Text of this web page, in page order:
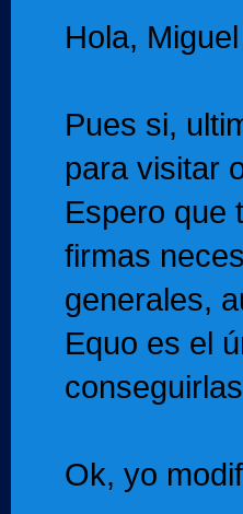
Hola, Miguel
Pues si,
para visitar
Espero que
firmas
generales,
Equo es el
Ok, yo